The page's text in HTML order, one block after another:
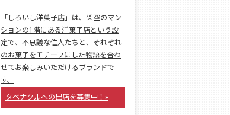
「しろいし洋菓子店」は、架空のマン
ションの1階にある洋菓子店という設
定で、不思議な住人たちと、それぞれ
のお菓子をモチーフにした物語を合わ
せてお楽しみいただけるブランドで
す。
タベナクルへの出店を募集中！»